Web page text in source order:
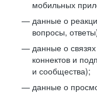
мобильных
данные о
вопросы,
данные о
коннектов и
и сообщества);
данные о